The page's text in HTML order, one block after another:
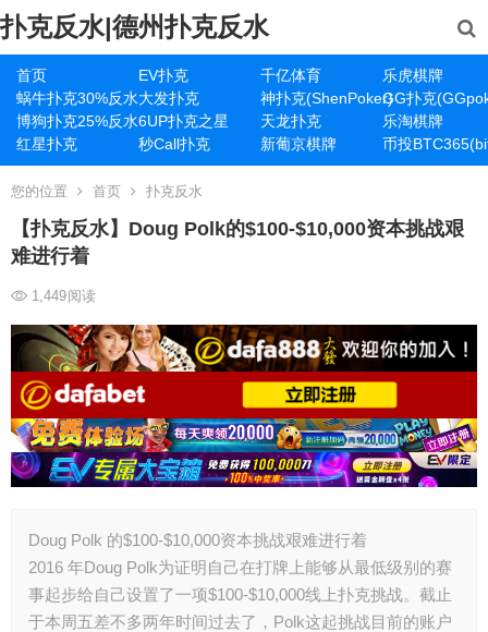
扑克反水|德州扑克反水
首页 EV扑克 千亿体育
乐虎棋牌
蜗牛扑克30%反水大发扑克 神扑克(ShenPoker)GG扑克
博狗扑克25%反水6UP扑克之星 天龙扑克
乐淘棋牌
红星扑克
秒Call扑克 新葡京棋牌 币投
您的位置 首页 扑克反水
【扑克反水】Doug Polk的$100-$10,000资本挑战艰
难进行着
1,449阅读
Doug Polk 的$100-$10,000资本挑战艰难进行着
2016 年Doug Polk为证明自己在打牌上能够从最低级别的赛
事起步给自己设置了一项$100-$10,000线上扑克挑战。截止
于本周五差不多两年时间过去了，Polk这起挑战目前的账户